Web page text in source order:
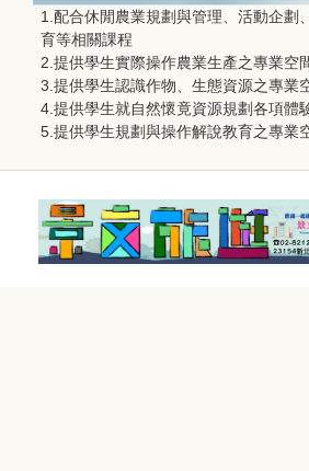
1.配合休閒農業規劃與管理、活動企劃
育等相關課程
2.提供學生實際操作農業生產之專業空
3.提供學生認識作物、生態資源之專業
4.提供學生就自然懷竟資源規劃各項體
5.提供學生規劃與操作解說教育之專業